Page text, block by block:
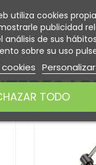
utiliza cookies
publicidad
de sus
sobre su uso
TODO